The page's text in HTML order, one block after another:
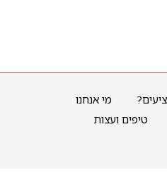
מי אנחנו
טיפים ועצות